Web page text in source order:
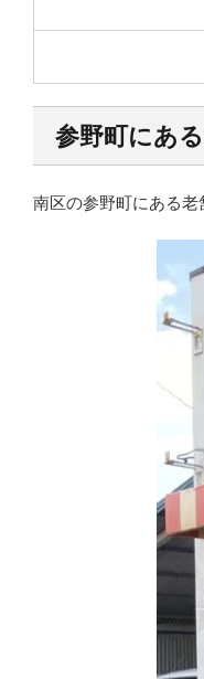
参野町にあ
南区の参野町にある